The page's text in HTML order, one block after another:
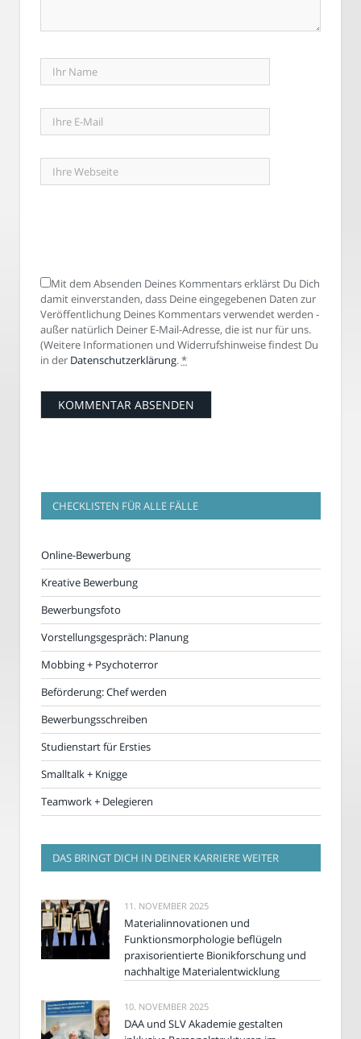
Mit dem Absenden Deines Kommentars erklärst Du Dich
damit einverstanden, dass Deine eingegebenen Daten zur
Veröffentlichung Deines Kommentars verwendet werden -
außer natürlich Deiner E-Mail-Adresse, die ist nur für uns.
(Weitere Informationen und Widerrufshinweise findest Du
in der Datenschutzerklärung.*
CHECKLISTEN FÜR ALLE FÄLLE
Online-Bewerbung
Kreative Bewerbung
Bewerbungsfoto
Vorstellungsgespräch: Planung
Mobbing + Psychoterror
Beförderung: Chef werden
Bewerbungsschreiben
Studienstart für Ersties
Smalltalk + Knigge
Teamwork + Delegieren
DAS BRINGT DICH IN DEINER KARRIERE WEITER
11. NOVEMBER 2025
Materialinnovationen und
Funktionsmorphologie beflügeln
praxisorientierte Bionikforschung und
nachhaltige Materialentwicklung
10. NOVEMBER 2025
DAA und SLV Akademie gestalten